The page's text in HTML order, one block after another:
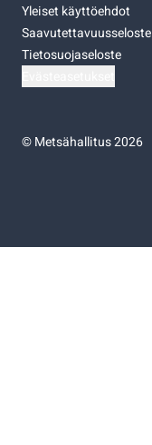
Yleiset käyttöehdot
Saavutettavuusseloste
Tietosuojaseloste
©Metsähallitus 2026